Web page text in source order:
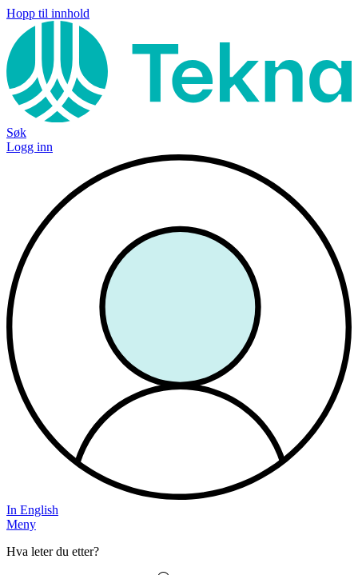
Hopp til innhold
Søk
Logg inn
In English
Meny
Hva leter du etter?